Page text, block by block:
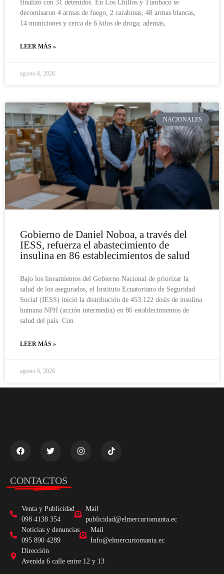
finalizó con 31 detenidos. En Los Chillos y Tumbaco se
decomisaron 4 armas de fuego, 2 carabinas, 48 armas blancas,
14 municiones y cerca de 6 kilos de droga; además,
LEER MÁS »
agosto 6, 2026
NACIONALES
Gobierno de Daniel Noboa, a través del
IESS, refuerza el abastecimiento de
insulina en 86 establecimientos de salud
Bajo los lineamientos del Gobierno Nacional de priorizar la
salud de los asegurados, el Instituto Ecuatoriano de Seguridad
Social (IESS) inició la distribución de 453.122 dosis de insulina
humana NPH (acción intermedia) en 86 establecimientos de
salud del país. Con
LEER MÁS »
agosto 6, 2026
CONTACTOS
Venta y Publicidad
098 4138 354
Mail
publicidad@elmercuriomanta.ec
Noticias y denuncias
095 890 4289
Mail
Info@elmercuriomanta.ec
Dirección
Avenida 6 calle entre 12 y 13